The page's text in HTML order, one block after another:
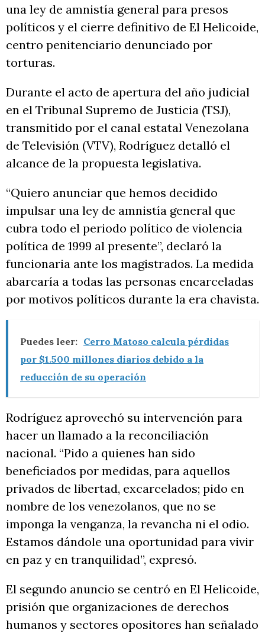
una ley de amnistía general para presos
políticos y el cierre definitivo de El Helicoide,
centro penitenciario denunciado por
torturas.
Durante el acto de apertura del año judicial
en el Tribunal Supremo de Justicia (TSJ),
transmitido por el canal estatal Venezolana
de Televisión (VTV), Rodríguez detalló el
alcance de la propuesta legislativa.
“Quiero anunciar que hemos decidido
impulsar una ley de amnistía general que
cubra todo el periodo político de violencia
política de 1999 al presente”, declaró la
funcionaria ante los magistrados. La medida
abarcaría a todas las personas encarceladas
por motivos políticos durante la era chavista.
Puedes leer: Cerro Matoso calcula pérdidas
por $1.500 millones diarios debido a la
reducción de su operación
Rodríguez aprovechó su intervención para
hacer un llamado a la reconciliación
nacional. “Pido a quienes han sido
beneficiados por medidas, para aquellos
privados de libertad, excarcelados; pido en
nombre de los venezolanos, que no se
imponga la venganza, la revancha ni el odio.
Estamos dándole una oportunidad para vivir
en paz y en tranquilidad”, expresó.
El segundo anuncio se centró en El Helicoide,
prisión que organizaciones de derechos
humanos y sectores opositores han señalado